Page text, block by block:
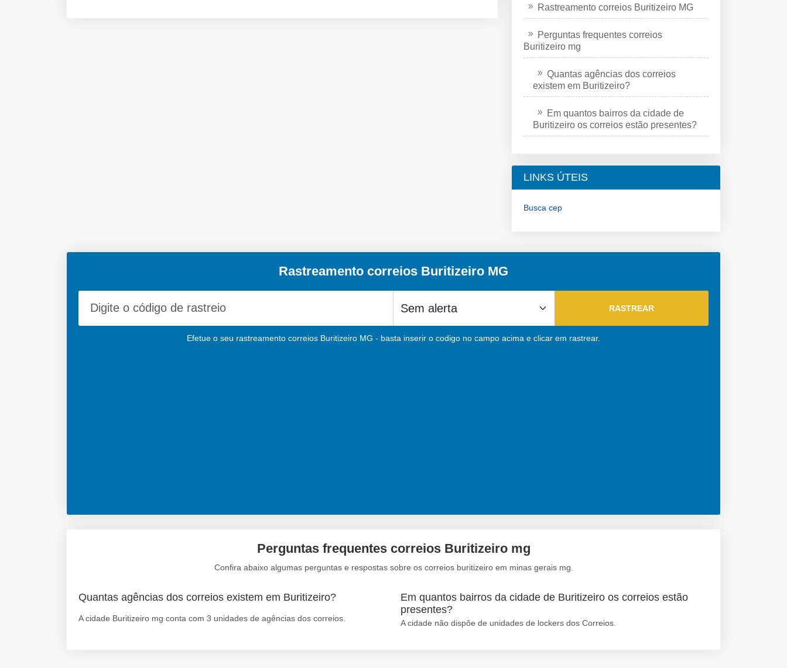
Rastreamento correios Buritizeiro MG
Perguntas frequentes correios
Buritizeiro mg
Quantas agências dos correios
existem em Buritizeiro?
Em quantos bairros da cidade de
Buritizeiro os correios estão presentes?
LINKS ÚTEIS
Busca cep
Rastreamento correios Buritizeiro MG
Efetue o seu rastreamento correios Buritizeiro MG - basta inserir o codigo no campo acima e clicar em rastrear.
Perguntas frequentes correios Buritizeiro mg
Confira abaixo algumas perguntas e respostas sobre os correios buritizeiro em minas gerais mg.
Quantas agências dos correios existem em Buritizeiro?
A cidade Buritizeiro mg conta com 3 unidades de agências dos correios.
Em quantos bairros da cidade de Buritizeiro os correios estão
presentes?
A cidade não dispõe de unidades de lockers dos Correios.